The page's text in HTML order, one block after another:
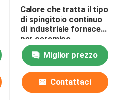
Calore che tratta il tipo
di spingitoio continuo
di industriale fornace
per ceramico
Miglior prezzo
Contattaci